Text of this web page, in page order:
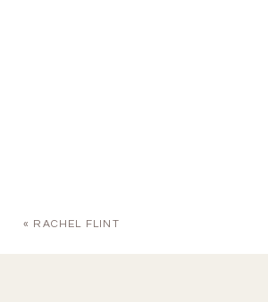
« RACHEL FLINT